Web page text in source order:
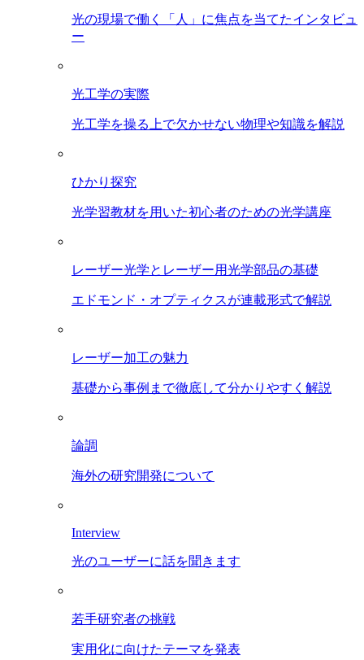
光の現場で働く「人」に焦点を当てたインタビュ
ー
光工学の実際
光工学を操る上で欠かせない物理や知識を解説
ひかり探究
光学習教材を用いた初心者のための光学講座
レーザー光学とレーザー用光学部品の基礎
エドモンド・オプティクスが連載形式で解説
レーザー加工の魅力
基礎から事例まで徹底して分かりやすく解説
論調
海外の研究開発について
Interview
光のユーザーに話を聞きます
若手研究者の挑戦
実用化に向けたテーマを発表